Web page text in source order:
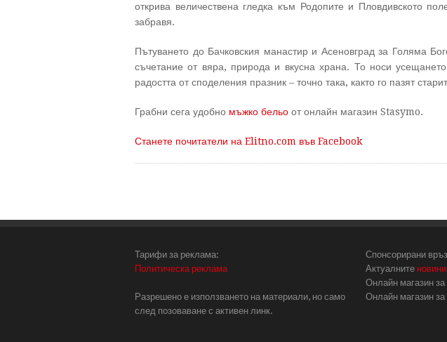
открива величествена гледка към Родопите и Пловдивското
забравя.
Пътуването до Бачковския манастир и Асеновград за Голяма
съчетание от вяра, природа и вкусна храна. То носи
радостта от споделения празник – точно така, както го пазят
Грабни сега удобно мъжко бельо от онлайн магазин Stasymo.
Станете почитатели на Elitno.com във Facebook
Тарифи за реклама:
Политическа реклама
Разрешено е използването на материали, но само
след позоваване с активен линк.
Спонсорирани
Актуалните
Онлайн магазин за
Онлайн магазин за